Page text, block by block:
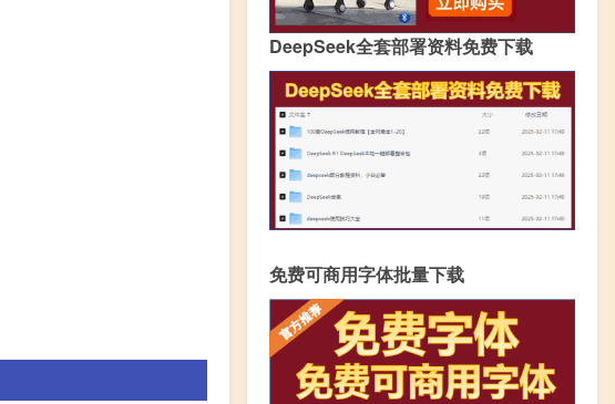
DeepSeek全套部署资料免费下载
免费可商用字体批量下载